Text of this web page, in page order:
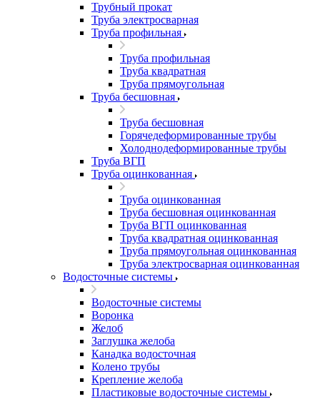
Трубный прокат
Труба электросварная
Труба профильная
Труба профильная
Труба квадратная
Труба прямоугольная
Труба бесшовная
Труба бесшовная
Горячедеформированные трубы
Холоднодеформированные трубы
Труба ВГП
Труба оцинкованная
Труба оцинкованная
Труба бесшовная оцинкованная
Труба ВГП оцинкованная
Труба квадратная оцинкованная
Труба прямоугольная оцинкованная
Труба электросварная оцинкованная
Водосточные системы
Водосточные системы
Воронка
Желоб
Заглушка желоба
Канадка водосточная
Колено трубы
Крепление желоба
Пластиковые водосточные системы